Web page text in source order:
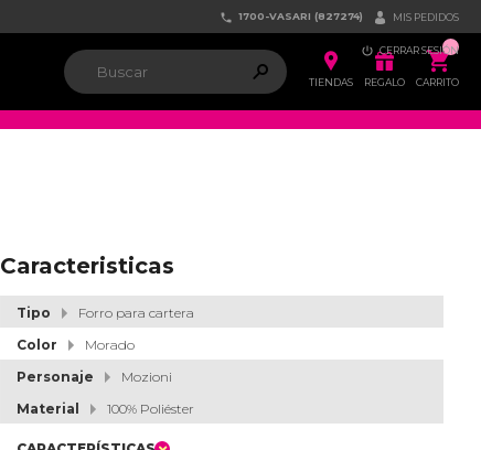
 1700-VASARI (827274)  MIS PEDIDOS
 CERRAR SESIÓN
 
TIENDAS

REGALO
ຐ
CARRITO
Caracteristicas
Tipo
Forro para cartera
Color
Morado
Personaje
Mozioni
Material
100% Poliéster